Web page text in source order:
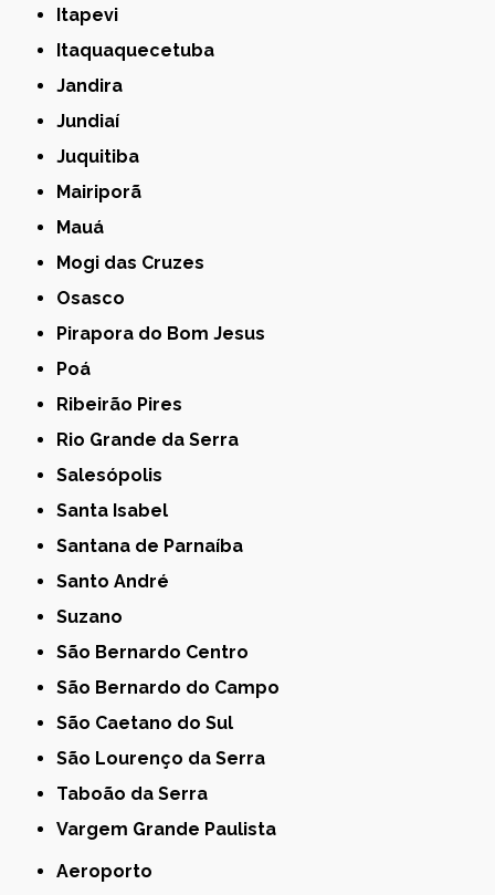
Itapevi
Itaquaquecetuba
Jandira
Jundiaí
Juquitiba
Mairiporã
Mauá
Mogi das Cruzes
Osasco
Pirapora do Bom Jesus
Poá
Ribeirão Pires
Rio Grande da Serra
Salesópolis
Santa Isabel
Santana de Parnaíba
Santo André
Suzano
São Bernardo Centro
São Bernardo do Campo
São Caetano do Sul
São Lourenço da Serra
Taboão da Serra
Vargem Grande Paulista
Aeroporto